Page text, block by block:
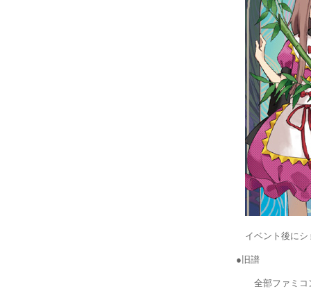
イベント後にシ
●旧譜
全部ファミコ